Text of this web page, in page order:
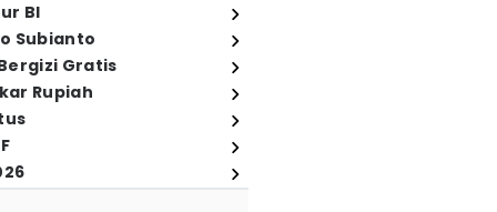
BI
Subianto
Gratis
Rupiah